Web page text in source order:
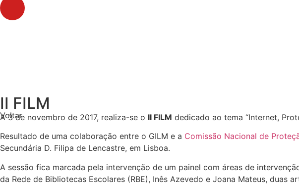
II FILM
Voltar
A 3 de novembro de 2017, realiza-se o II FILM dedicado ao tema “Internet,
Resultado de uma colaboração entre o GILM e a Comissão Nacional de
Secundária D. Filipa de Lencastre, em Lisboa.
A sessão fica marcada pela intervenção de um painel com áreas de
da Rede de Bibliotecas Escolares (RBE), Inês Azevedo e Joana Mateus,